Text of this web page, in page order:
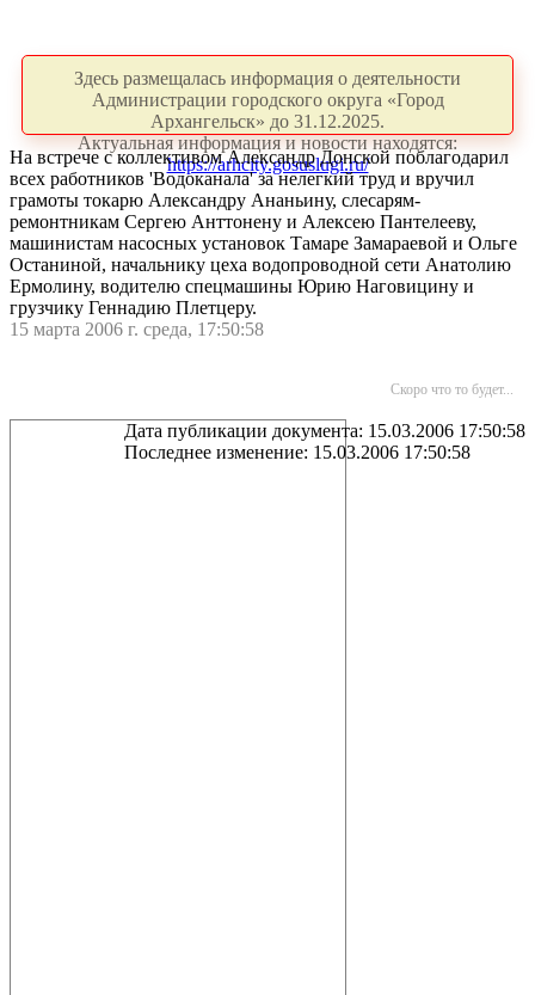
Здесь размещалась информация о деятельности
Администрации городского округа «Город
Архангельск» до 31.12.2025.
Актуальная информация и новости находятся:
https://arhcity.gosuslugi.ru/
На встрече с коллективом Александр Донской поблагодарил
всех работников 'Водоканала' за нелегкий труд и вручил
грамоты токарю Александру Ананьину, слесарям-
ремонтникам Сергею Анттонену и Алексею Пантелееву,
машинистам насосных установок Тамаре Замараевой и Ольге
Останиной, начальнику цеха водопроводной сети Анатолию
Ермолину, водителю спецмашины Юрию Наговицину и
грузчику Геннадию Плетцеру.
15 марта 2006 г. среда, 17:50:58
Скоро что то будет...
Дата публикации документа: 15.03.2006 17:50:58
Последнее изменение: 15.03.2006 17:50:58